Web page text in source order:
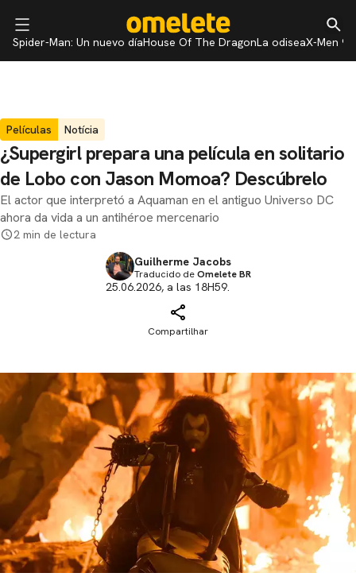
Spider-Man: Un nuevo díaHouse Of The DragonLa odiseaX-Men 97
Películas Notícia
¿Supergirl prepara una película en solitario
de Lobo con Jason Momoa? Descúbrelo
El actor que interpretó a Aquaman en el antiguo Universo DC
ahora da vida a un antihéroe mercenario
2 min de lectura
Guilherme Jacobs
Traducido deOmelete BR
25.06.2026, a las 18H59.
Compartilhar